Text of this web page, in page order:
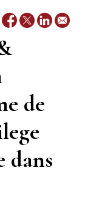
de
dans